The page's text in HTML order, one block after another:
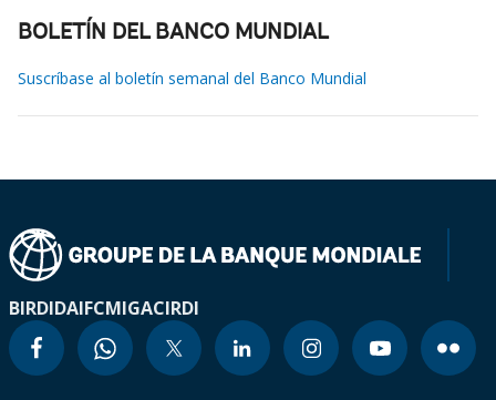
BOLETÍN DEL BANCO MUNDIAL
Suscríbase al boletín semanal del Banco Mundial
BIRDIDAIFCMIGACIRDI